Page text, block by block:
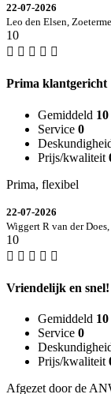
22-07-2026
Leo den Elsen,
10
Prima klantgericht
Gemiddeld 10
Service 0
Prijs/kwaliteit
Prima, flexibel
22-07-2026
Wiggert R van der
10
Vriendelijk en snel!
Gemiddeld 10
Service 0
Prijs/kwaliteit
Afgezet door de